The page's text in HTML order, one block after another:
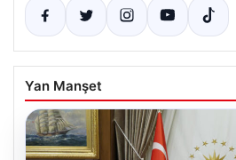
Yan Manşet